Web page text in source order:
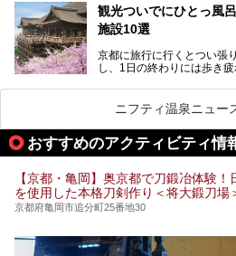
ウナを楽しみましょう！
地元の方はもちろん、旅先
観光のついでに岩盤浴のあ
今回は京都にある岩盤浴の
観光ついでにひとっ風
施設10選
京都に旅行に行くとつい張
し、1日の終わりには歩き
そんな疲れた身体には温泉
も素晴らしい温泉がたくさ
できるおすすめの温泉・温
ニフティ温泉ニュー
おすすめのアクティビティ情
【京都・亀岡】奥京都で刀鍛冶体験！
を使用した本格刀剣作り＜将大鍛刀場
京都府亀岡市追分町25番地30